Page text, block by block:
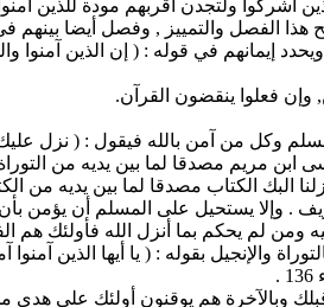
اليهود والذين أشركوا ولتجدن أقربهم
إيمانهم في قوله : ( إن الذين آمنوا
وإن فعلوا ينقضون القرآن.
من آمن بالله فيقول : ( نزل عليك
: ( وقفينا على آثارهم بعيسى ابن مريم مصدقا لما
. وإلا يستحيل على المسلم أن
والإنجيل بقوله : ( يا أيها الذين